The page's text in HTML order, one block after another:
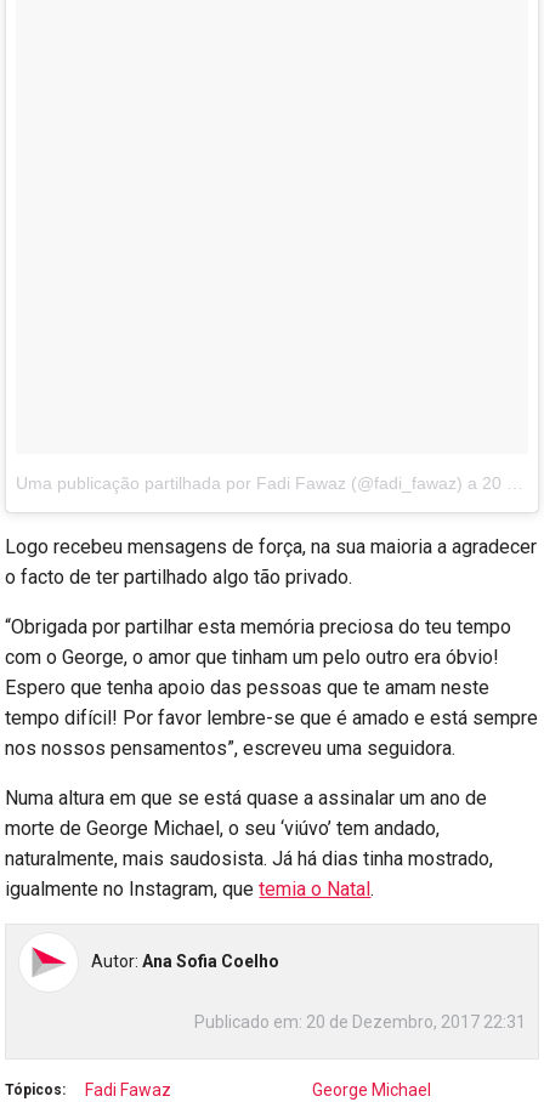
Uma publicação partilhada por Fadi Fawaz (@fadi_fawaz) a 20 de Dez, 2017 às 4:49 PST
Logo recebeu mensagens de força, na sua maioria a agradecer
o facto de ter partilhado algo tão privado.
“Obrigada por partilhar esta memória preciosa do teu tempo
com o George, o amor que tinham um pelo outro era óbvio!
Espero que tenha apoio das pessoas que te amam neste
tempo difícil! Por favor lembre-se que é amado e está sempre
nos nossos pensamentos”, escreveu uma seguidora.
Numa altura em que se está quase a assinalar um ano de
morte de George Michael, o seu ‘viúvo’ tem andado,
naturalmente, mais saudosista. Já há dias tinha mostrado,
igualmente no Instagram, quetemia o Natal.
Autor:Ana Sofia Coelho
Publicado em: 20 de Dezembro, 2017 22:31
Tópicos: Fadi Fawaz George Michael